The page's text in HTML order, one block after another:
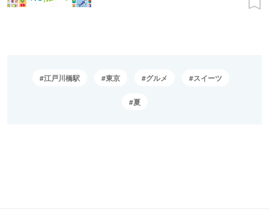
江戸川橋駅 東京 グルメ スイーツ
夏